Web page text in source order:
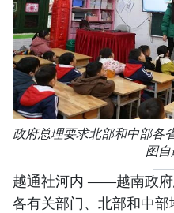
政府总理要求北部和中部各
图
越通社河内 ——越南政府
各有关部门、北部和中